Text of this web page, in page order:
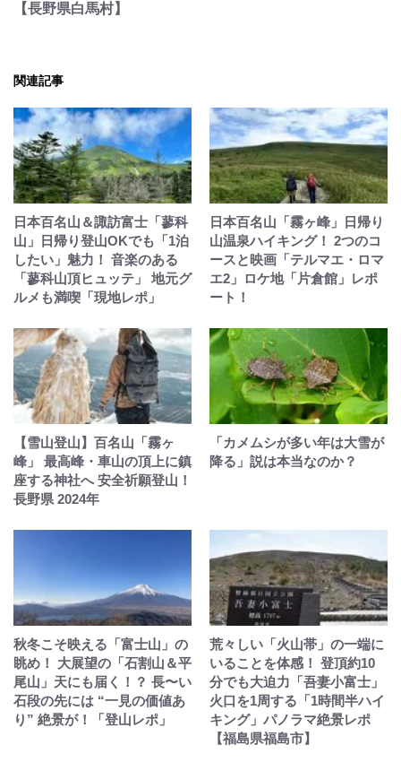
【長野県白馬村】
関連記事
日本百名山＆諏訪富士「蓼科
山」日帰り登山OKでも「1泊
したい」魅力！ 音楽のある
「蓼科山頂ヒュッテ」 地元グ
ルメも満喫「現地レポ」
日本百名山「霧ヶ峰」日帰り
山温泉ハイキング！ 2つのコ
ースと映画「テルマエ・ロマ
エ2」ロケ地「片倉館」レポ
ート！
【雪山登山】百名山「霧ヶ
峰」 最高峰・車山の頂上に鎮
座する神社へ 安全祈願登山！
長野県 2024年
「カメムシが多い年は大雪が
降る」説は本当なのか？
秋冬こそ映える「富士山」の
眺め！ 大展望の「石割山＆平
尾山」天にも届く！？ 長〜い
石段の先には “一見の価値あ
り” 絶景が！「登山レポ」
荒々しい「火山帯」の一端に
いることを体感！ 登頂約10
分でも大迫力「吾妻小富士」
火口を1周する「1時間半ハイ
キング」パノラマ絶景レポ
【福島県福島市】